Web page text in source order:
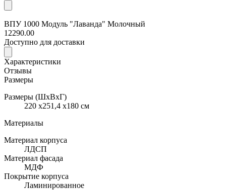
ВПУ 1000 Модуль "Лаванда" Молочный
12290.00
Доступно для доставки
Характеристики
Отзывы
Размеры
Размеры (ШхВхГ)
220 x251,4 x180 см
Материалы
Материал корпуса
ЛДСП
Материал фасада
МДФ
Покрытие корпуса
Ламинированное